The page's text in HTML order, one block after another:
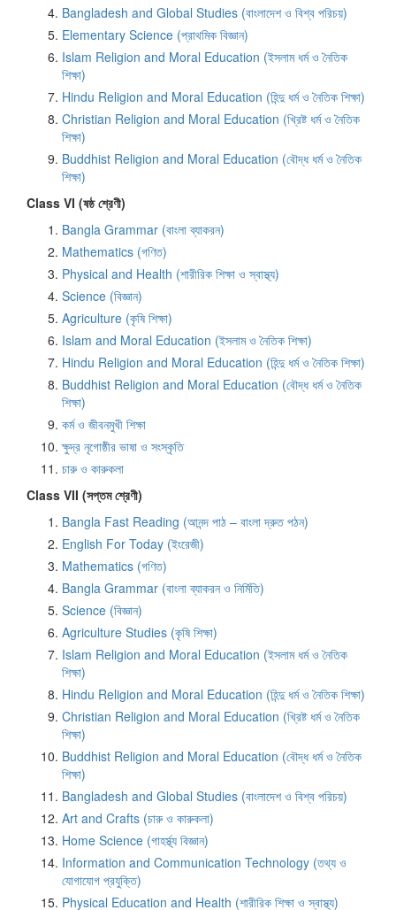
Bangladesh and Global Studies (বাংলাদেশ ও বিশ্ব পরিচয়)
Elementary Science (প্রাথমিক বিজ্ঞান)
Islam Religion and Moral Education (ইসলাম ধর্ম ও নৈতিক
শিক্ষা)
Hindu Religion and Moral Education (হিন্দু ধর্ম ও নৈতিক শিক্ষা)
Christian Religion and Moral Education (খ্রিষ্ট ধর্ম ও নৈতিক
শিক্ষা)
Buddhist Religion and Moral Education (বৌদ্ধ ধর্ম ও নৈতিক
শিক্ষা)
Class VI (ষষ্ঠ শ্রেণী)
Bangla Grammar (বাংলা ব্যাকরন)
Mathematics (গণিত)
Physical and Health (শারীরিক শিক্ষা ও স্বাস্থ্য)
Science (বিজ্ঞান)
Agriculture (কৃষি শিক্ষা)
Islam and Moral Education (ইসলাম ও নৈতিক শিক্ষা)
Hindu Religion and Moral Education (হিন্দু ধর্ম ও নৈতিক শিক্ষা)
Buddhist Religion and Moral Education (বৌদ্ধ ধর্ম ও নৈতিক
শিক্ষা)
কর্ম ও জীবনমুখী শিক্ষা
ক্ষুদ্র নৃগোষ্ঠীর ভাষা ও সংস্কৃতি
চারু ও কারুকলা
Class VII (সপ্তম শ্রেণী)
Bangla Fast Reading (আনন্দ পাঠ – বাংলা দ্রুত পঠন)
English For Today (ইংরেজী)
Mathematics (গণিত)
Bangla Grammar (বাংলা ব্যাকরন ও নির্মিতি)
Science (বিজ্ঞান)
Agriculture Studies (কৃষি শিক্ষা)
Islam Religion and Moral Education (ইসলাম ধর্ম ও নৈতিক
শিক্ষা)
Hindu Religion and Moral Education (হিন্দু ধর্ম ও নৈতিক শিক্ষা)
Christian Religion and Moral Education (খ্রিষ্ট ধর্ম ও নৈতিক
শিক্ষা)
Buddhist Religion and Moral Education (বৌদ্ধ ধর্ম ও নৈতিক
শিক্ষা)
Bangladesh and Global Studies (বাংলাদেশ ও বিশ্ব পরিচয়)
Art and Crafts (চারু ও কারুকলা)
Home Science (গাহর্স্থ্য বিজ্ঞান)
Information and Communication Technology (তথ্য ও
যোগাযোগ প্রযুক্তি)
Physical Education and Health (শারীরিক শিক্ষা ও স্বাস্থ্য)